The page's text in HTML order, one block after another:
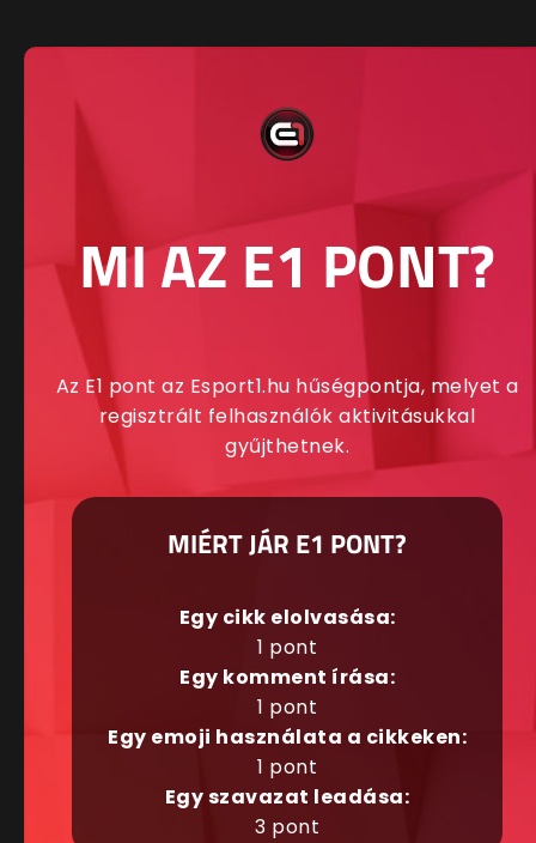
MI AZ E1 PONT?
Az E1 pont az Esport1.hu hűségpontja, melyet a
regisztrált felhasználók aktivitásukkal
gyűjthetnek.
MIÉRT JÁR E1 PONT?
Egy cikk elolvasása:
1 pont
Egy komment írása:
1 pont
Egy emoji használata a cikkeken:
1 pont
Egy szavazat leadása:
3 pont